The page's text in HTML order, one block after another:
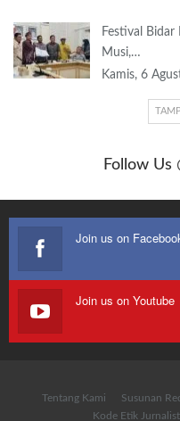
Festival Bidar
Musi,…
Kamis, 6
Follow Us
Join us on
Join us on Youtube
Tentang Kami Susunan
Kode Etik